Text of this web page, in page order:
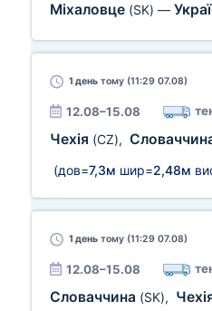
Міхаловце (SK) —
1 день тому (11:29 07.08)
12.08–15.08
Чехія (CZ),
(дов=7,3м шир=2,48м
1 день тому (11:29 07.08)
12.08–15.08
Словаччина (SK),